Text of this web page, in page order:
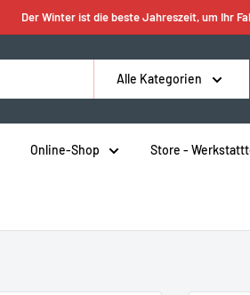
Der Winter ist die beste Jahreszeit, um Ihr
Alle Kategorien
Online-Shop Store -